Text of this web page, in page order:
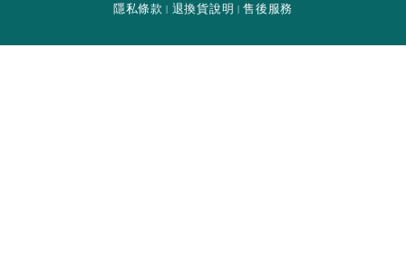
隱私條款 退換貨說明 |售後服務